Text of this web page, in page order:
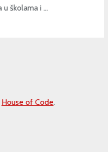
školama i ...
House of Code.